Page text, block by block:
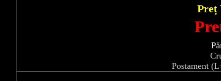
Preț
Postament